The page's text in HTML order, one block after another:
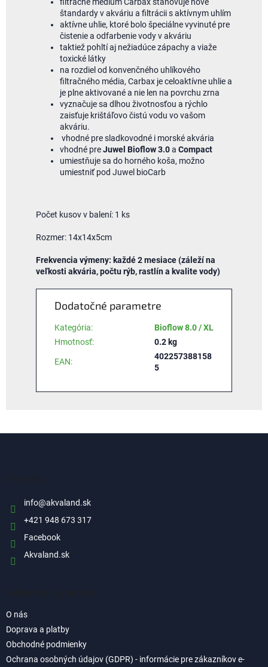
štandardyvakváriu a filtrácii saktívnym uhlím
aktívne uhlie, ktoré bolo špeciálne vyvinuté pre
čistenie a odfarbenie vody v akváriu
taktiež pohltí aj nežiadúce zápachy a viaže
toxické látky
na rozdiel od konvenčného uhlíkového
filtračného média, Carbax jeceloaktívne uhliea
je plneaktivovanéa nie len na povrchu zrna
vyznačuje sa dlhou životnosťou a rýchlo
zaisťuje krištáľovočistú vodu vovašom
akváriu.
vhodné pre sladkovodné i morské akvária
vhodné preJuwel Bioflow 3.0a Compact
umiestňuje sa do horného koša, možno
umiestniť pod Juwel bioCarb
Počet kusov v balení: 1 ks
Rozmer: 14x14x5cm
Frekvencia výmeny: každé 2 mesiace (záleží na
veľkosti akvária, počtu rýb, rastlín a kvalite vody)
Dodatočné parametre
Kategória:
Bioflow 8.0 / XL
Hmotnosť: 0.2 kg
EAN:
402257388158
5
info@akvaland.sk
+421 948 673 317
Facebook
Akvaland.sk
O nás
Doprava a platby
Obchodné podmienky
Ochrana osobných údajov (GDPR) - informácie pre zákazníkov e-